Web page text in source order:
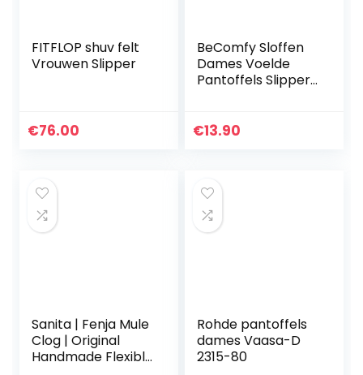
FITFLOP shuv felt
Vrouwen Slipper
€76.00
BeComfy Sloffen
Dames Voelde
Pantoffels Slippers
Grijs Zwart 36-41
€13.90
Sanita | Fenja Mule
Clog | Original
Handmade Flexible
Rohde pantoffels
dames Vaasa-D
2315-80